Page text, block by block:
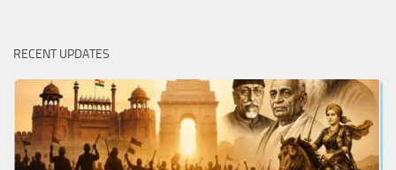
RECENT UPDATES